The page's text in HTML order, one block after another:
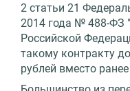
2 статьи 21
2014 года № 488-ФЗ
Российской
такому контракту
рублей вместо